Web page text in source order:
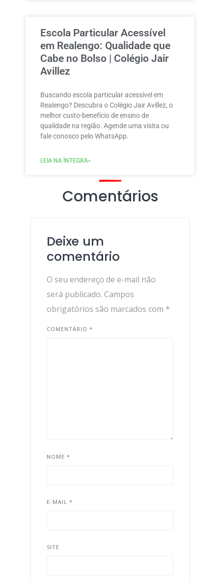
Escola Particular Acessível
em Realengo: Qualidade que
Cabe no Bolso | Colégio Jair
Avillez
Buscando escola particular acessível em
Realengo? Descubra o Colégio Jair Avillez, o
melhor custo-benefício de ensino de
qualidade na região. Agende uma visita ou
fale conosco pelo WhatsApp.
LEIA NA ÌNTEGRA»
Comentários
Deixe um
comentário
O seu endereço de e-mail não
será publicado. Campos
obrigatórios são marcados com *
COMENTÁRIO *
NOME *
E-MAIL *
SITE